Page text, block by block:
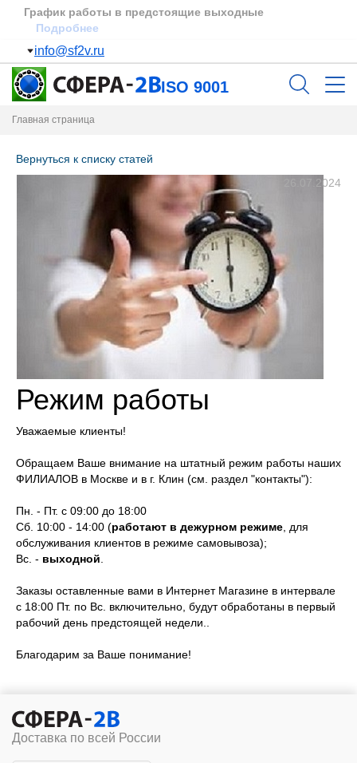
График работы в предстоящие выходные
Подробнее
info@sf2v.ru
ISO 9001
Главная страница
Вернуться к списку статей
26.07.2024
Режим работы
Уважаемые клиенты!
Обращаем Ваше внимание на штатный режим работы наших
ФИЛИАЛОВ в Москве и в г. Клин (см. раздел "контакты"):
Пн. - Пт. с 09:00 до 18:00
Сб. 10:00 - 14:00 (работают в дежурном режиме , для
обслуживания клиентов в режиме самовывоза);
Вс. - выходной
Заказы оставленные вами в Интернет Магазине в интервале
с 18:00 Пт. по Вс. включительно, будут обработаны в первый
рабочий день предстоящей недели..
Благодарим за Ваше понимание!
Доставка по всей России